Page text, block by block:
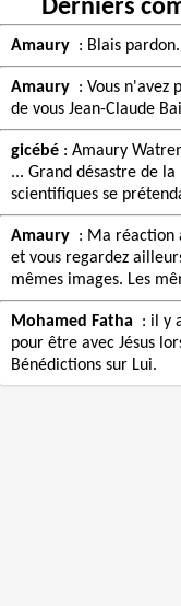
Derniers
Amaury : Blais
Amaury : Vous n'avez
de vous Jean-Claude
gicébé: Amaury
... Grand désastre de
scientifiques se
Amaury : Ma réaction
et vous regardez
mêmes images. Les
Mohamed Fatha : il y
pour être avec Jésus
Bénédictions sur Lui.